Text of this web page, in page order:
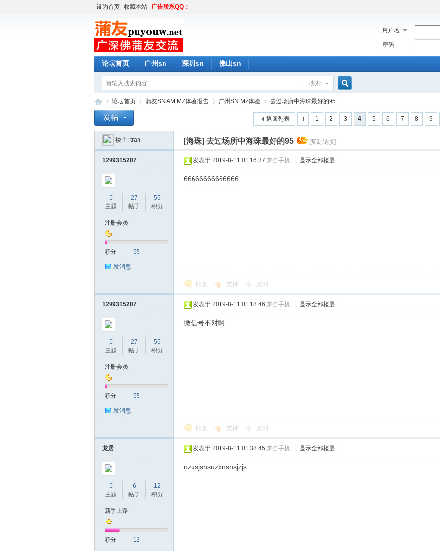
设为首页 收藏本站 广告联系QQ：
用户名
密码
论坛首页 广州sn 深圳sn 佛山sn
搜索
论
»
论坛首页
›
蒲友SN AM MZ体验报告
›
广州SN MZ体验
›
去过场所中海珠最好的95
1 2 3 4 5 6 7 8 9
返回列表
楼主: tran [海珠] 去过场所中海珠最好的95 [复制链接]
1299315207
0
主题
27
帖子
55
积分
注册会员
积分 55
发消息
发表于 2019-8-11 01:16:37 来自手机 显示全部楼层
66666666666666
回复 支持 反对
1299315207
0
主题
27
帖子
55
积分
注册会员
积分 55
发消息
发表于 2019-8-11 01:18:46 来自手机 显示全部楼层
微信号不对啊
回复 支持 反对
龙居
0
主题
6
帖子
12
积分
新手上路
积分 12
发表于 2019-8-11 01:38:45 来自手机 显示全部楼层
nzusjsnsuzbnsnsjzjs